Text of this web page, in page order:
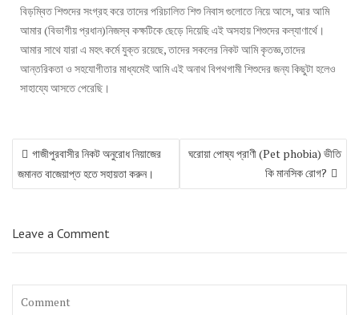
বিড়ম্বিত শিশুদের সংগ্রহ করে তাদের পরিচালিত শিশু নিবাস গুলোতে নিয়ে আসে, আর আমি
আমার (বিভাগীয় প্রধান)নিজস্ব কক্ষটিকে ছেড়ে দিয়েছি এই অসহায় শিশুদের কল্যাণার্থে।
আমার সাথে যারা এ মহৎ কর্মে যুক্ত রয়েছে, তাদের সকলের নিকট আমি কৃতজ্ঞ,তাদের
আন্তরিকতা ও সহযোগীতার মাধ্যমেই আমি এই অনাথ বিপথগামী শিশুদের জন্য কিছুটা হলেও
সাহায্যে আসতে পেরেছি।
o
n
a
i
গাজীপুরবাসীর নিকট অনুরোধ নিয়াজের
জমানত বাজেয়াপ্ত হতে সহায়তা করুন।
ঘরোয়া পোষ্য প্রাণী (Pet phobia) ভীতি
কি মানসিক রোগ?
Leave a Comment